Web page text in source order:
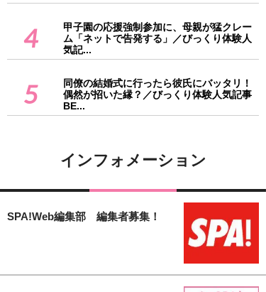
4
甲子園の応援強制参加に、母親が猛クレー
ム「ネットで告発する」／びっくり体験人
気記...
5
同僚の結婚式に行ったら彼氏にバッタリ！
偶然が招いた縁？／びっくり体験人気記事
BE...
インフォメーション
SPA!Web編集部 編集者募集！